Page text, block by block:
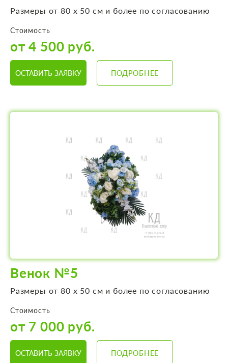
Размеры от 80 х 50 см и более по согласованию
Стоимость
от 4 500 руб.
ОСТАВИТЬ ЗАЯВКУ ПОДРОБНЕЕ
Венок №5
Размеры от 80 х 50 см и более по согласованию
Стоимость
от 7 000 руб.
ОСТАВИТЬ ЗАЯВКУ ПОДРОБНЕЕ